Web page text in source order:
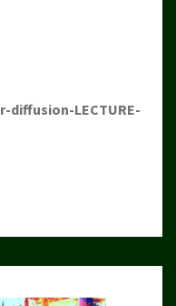
diffusion-LECTURE-